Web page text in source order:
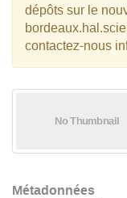
dépôts sur le
contactez-nous
Métadonnées